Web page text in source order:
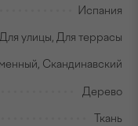
Испания
улицы, Для террасы
Скандинавский
Дерево
Ткань